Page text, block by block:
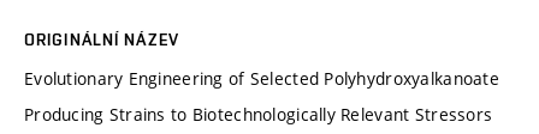
ORIGINÁLNÍ NÁZEV
Evolutionary Engineering of Selected Polyhydroxyalkanoate
Producing Strains to Biotechnologically Relevant Stressors